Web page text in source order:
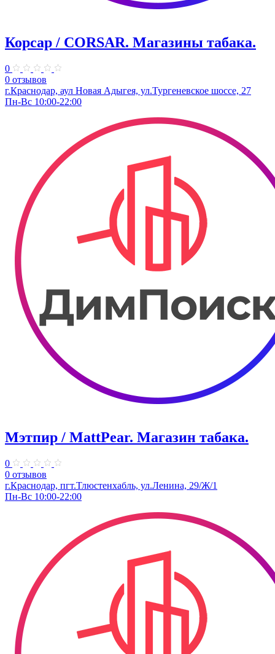
Корсар / CORSAR. Магазины табака.
0
0 отзывов
г.Краснодар, аул Новая Адыгея, ул.Тургеневское шоссе, 27
Пн-Вс 10:00-22:00
Мэтпир / MattPear. Магазин табака.
0
0 отзывов
г.Краснодар, пгт.Тлюстенхабль, ул.Ленина, 29/Ж/1
Пн-Вс 10:00-22:00